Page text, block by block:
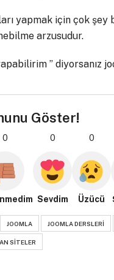
yapmak için çok şey
arzusudur.
” diyorsanız
Göster!
0 0
Sevdim
0
Üzücü
JOOMLA JOOMLA DERSLERI
SITELER